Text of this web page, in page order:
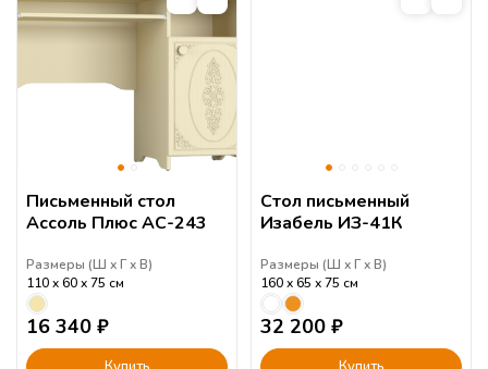
Письменный стол
Ассоль Плюс АС-243
Размеры (Ш Г В)
110
60 75 см
16 340 ₽
Стол письменный
Изабель ИЗ-41К
Размеры (Ш Г В)
160
65 75 см
32 200 ₽